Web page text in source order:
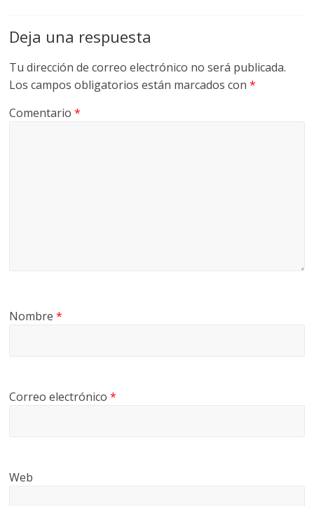
S
O
R
T
Deja una respuesta
Tu dirección de correo electrónico no será publicada.
Los campos obligatorios están marcados con*
Comentario*
Nombre*
Correo electrónico*
Web